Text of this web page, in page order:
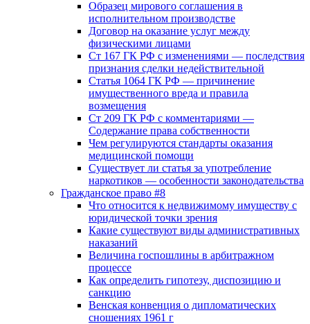
Образец мирового соглашения в
исполнительном производстве
Договор на оказание услуг между
физическими лицами
Ст 167 ГК РФ с изменениями — последствия
признания сделки недействительной
Статья 1064 ГК РФ — причинение
имущественного вреда и правила
возмещения
Ст 209 ГК РФ с комментариями —
Содержание права собственности
Чем регулируются стандарты оказания
медицинской помощи
Существует ли статья за употребление
наркотиков — особенности законодательства
Гражданское право #8
Что относится к недвижимому имуществу с
юридической точки зрения
Какие существуют виды административных
наказаний
Величина госпошлины в арбитражном
процессе
Как определить гипотезу, диспозицию и
санкцию
Венская конвенция о дипломатических
сношениях 1961 г